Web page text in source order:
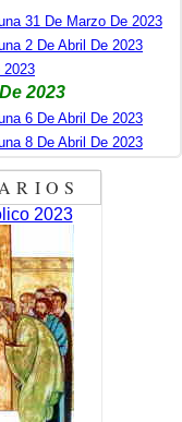
31 De Marzo De 2023
2 De Abril De 2023
2023
2023
6 De Abril De 2023
8 De Abril De 2023
2023